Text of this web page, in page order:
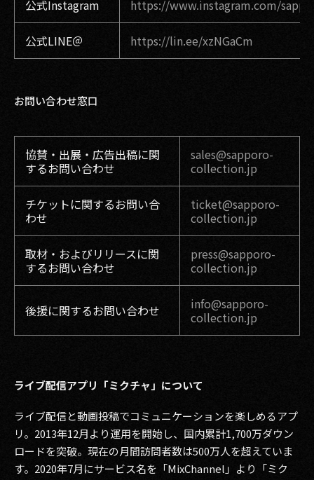
公式Instagram https://www.instagram.com/
公式LINE＠ https://lin.ee/xzNGaCm
お問い合わせ窓口
協賛・出展・広告出稿に関
するお問い合わせ
sales@sapporo-
collection.jp
チケットに関するお問い合
わせ
ticket@sapporo-
collection.jp
取材・およびリリースに関
するお問い合わせ
press@sapporo-
collection.jp
後援に関するお問い合わせ
info@sapporo-
collection.jp
ライブ配信アプリ「ミクチャ」について
ライブ配信と動画投稿でコミュニケーションを楽しめるアプ
リ。2013年12月より運用を開始し、国内累計1,700万ダウン
ロードを突破。現在の月間訪問者数は500万人を超えていま
す。2020年7月にサービス名を「MixChannel」より「ミク